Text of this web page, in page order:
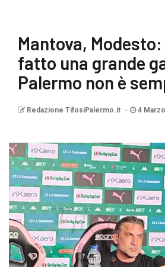
Mantova,
fatto una grande
Palermo non è
Redazione TifosiPalermo.it 4